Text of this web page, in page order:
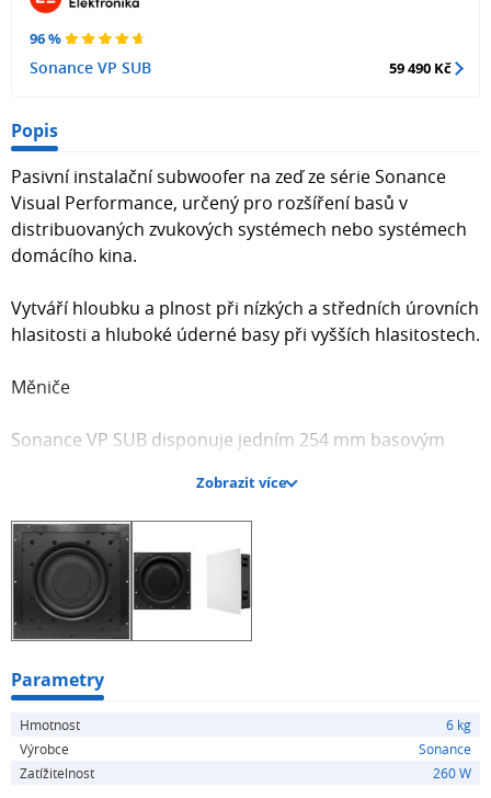
96 %
Sonance VP SUB 59 490 Kč
Popis
Pasivní instalační subwoofer na zeď ze série Sonance
Visual Performance, určený pro rozšíření basů v
distribuovaných zvukových systémech nebo systémech
domácího kina.
Vytváří hloubku a plnost při nízkých a středních úrovních
hlasitosti a hluboké úderné basy při vyšších hlasitostech.
Měniče
Sonance VP SUB disponuje jedním 254 mm basovým
kombinaci se silným neodymovým magnetem dokáže
tento instalační subwoofer podat nízké basové frekvence
se stejnou silou a přesností jako mnohem větší volně
stojící subwoofery.
Mřížka
Série Visual Performance je také vybavena oceňovanou
nízkoprofilovou mřížkou, kterou lze natírat tak, aby
dokonale splynula se stěnou. V místnosti tak působí
mohutným zvukem, a to bez jakýchkoli vizuálních stop.
Zobrazit více
Parametry
Hmotnost
6 kg
Výrobce
Sonance
Zatížitelnost
260 W